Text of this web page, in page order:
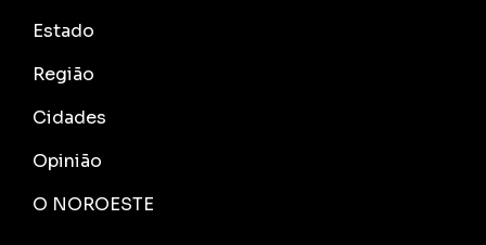
Estado
Região
Cidades
Opinião
O NOROESTE